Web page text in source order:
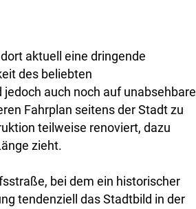
aktuell eine dringende
des beliebten
auch noch auf unabsehbare
Fahrplan seitens der Stadt zu
teilweise renoviert, dazu
zieht.
bei dem ein historischer
tendenziell das Stadtbild in der